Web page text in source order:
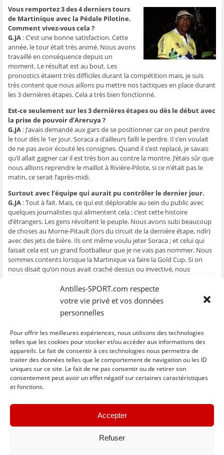
Antilles-SPORT.com respecte
votre vie privé et vos données
personnelles
Pour offrir les meilleures expériences, nous utilisons des technologies
telles que les cookies pour stocker et/ou accéder aux informations des
appareils. Le fait de consentir à ces technologies nous permettra de
traiter des données telles que le comportement de navigation ou les ID
uniques sur ce site. Le fait de ne pas consentir ou de retirer son
consentement peut avoir un effet négatif sur certaines caractéristiques
et fonctions.
Accepter
Refuser
Vous remportez 3 des 4 derniers tours
de Martinique avec la Pédale Pilotine.
Comment vivez-vous cela ?
G.JA : C’est une bonne satisfaction. Cette
année, le tour était très animé. Nous avons
travaillé en conséquence depuis un
moment. Le résultat est au bout. Les
pronostics étaient très difficiles durant la compétition mais, je suis
très content que nous aillons pu mettre nos tactiques en place durant
les 3 dernières étapes. Cela a très bien fonctionné.
Est-ce seulement sur les 3 dernières étapes ou dès le début avec
la prise de pouvoir d’Areruya ?
G.JA : J’avais demandé aux gars de se positionner car on peut perdre
le tour dès le 1er jour. Soraca a d’ailleurs failli le perdre. Il s’en voulait
de ne pas avoir écouté les consignes. Quand il s’est replacé, je savais
qu’il allait gagner car il est très bon au contre la montre. J’étais sûr que
nous allions reprendre le maillot à Rivière-Pilote, si ce n’était pas le
matin, ce serait l’après-midi.
Surtout avec l’équipe qui aurait pu contrôler le dernier jour.
G.JA : Tout à fait. Mais, ce qui est déplorable au sein du public avec
quelques journalistes qui alimentent cela ; c’est cette histoire
d’étrangers. Les gens révoltent le peuple. Nous avons subi beaucoup
de choses au Morne-Pitault (lors du circuit de la dernière étape, ndlr)
avec des jets de bière. Ils ont même voulu jeter Soraca ; et celui qui
faisait cela est un grand footballeur que je ne vais pas nommer. Nous
sommes contents lorsque la Martinique va faire la Gold Cup. Si on
nous disait qu’on nous avait craché dessus ou invectivé, nous
devons nous donner la main. C’est du sport ; quelle que soit la
nationalité. Cela doit se régler à la pédale. Cela me donne un goût
amer pour ce tour. Je demande même à ce que le président Defontis
remette l’arrivée à Fort-de-France pour ne pas avoir ce problème.
problèmes et c’est quand même dangereux.
C
l
u
C
l
u
C
l
p
o
u
p
C
l
u
C
l
u